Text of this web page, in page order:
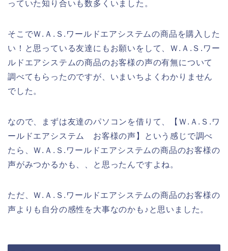
っていた知り合いも数多くいました。
そこでＷ.Ａ.Ｓ.ワールドエアシステムの商品を購入した
い！と思っている友達にもお願いをして、Ｗ.Ａ.Ｓ.ワー
ルドエアシステムの商品のお客様の声の有無について
調べてもらったのですが、いまいちよくわかりません
でした。
なので、まずは友達のパソコンを借りて、【Ｗ.Ａ.Ｓ.ワ
ールドエアシステム お客様の声】という感じで調べ
たら、Ｗ.Ａ.Ｓ.ワールドエアシステムの商品のお客様の
声がみつかるかも、、と思ったんですよね。
ただ、Ｗ.Ａ.Ｓ.ワールドエアシステムの商品のお客様の
声よりも自分の感性を大事なのかも♪と思いました。